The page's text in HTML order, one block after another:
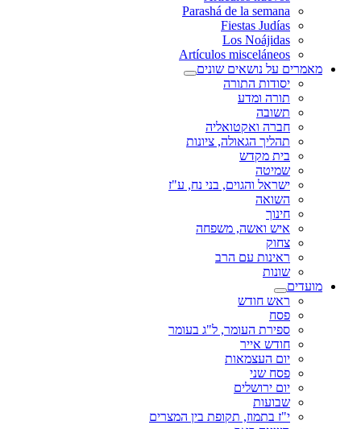
Parashá de la semana
Fiestas Judías
Los Noájidas
Artículos misceláneos
מאמרים על נושאים שונים
יסודות התורה
תורה ומדע
תשובה
חברה ואקטואליה
תהליך הגאולה, ציונות
בית מקדש
שמיטה
ישראל והגוים, בני נח, ע"ז
השואה
חינוך
איש ואשה, משפחה
צחוק
ראינות עם הרב
שונות
מועדים
ראש חודש
פסח
ספירת העומר, ל"ג בעומר
חודש אייר
יום העצמאות
פסח שני
יום ירושלים
שבועות
י"ז בתמוז, תקופת בין המצרים